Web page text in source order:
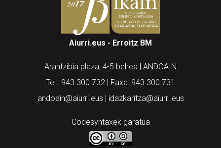
Aiurri.eus - Erroitz BM
Arantzibia plaza, 4-5 behea | ANDOAIN
Tel.: 943 300 732 | Faxa: 943 300 731
andoain@aiurri.eus | idazkaritza@aiurri.eus
Codesyntaxek garatua